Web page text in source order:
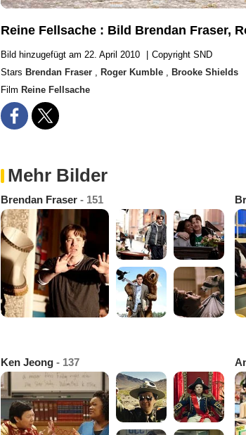
Reine Fellsache : Bild Brendan Fraser,
Bild hinzugefügt am 22. April 2010
Copyright SND
Stars Brendan Fraser , Roger Kumble , Brooke Shields
Film Reine Fellsache
Mehr Bilder
Brendan Fraser - 151
Ken Jeong - 137